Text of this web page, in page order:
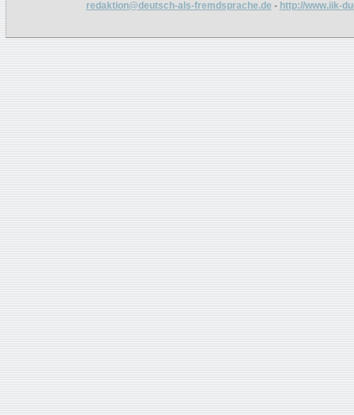
redaktion@deutsch-als-fremdsprache.de - http://www.iik-